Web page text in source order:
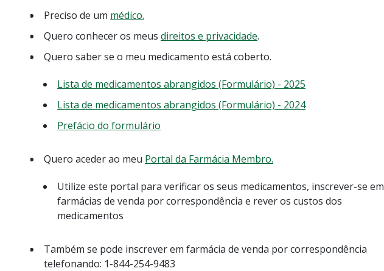
Preciso de um médico.
Quero conhecer os meus direitos e privacidade.
Quero saber se o meu medicamento está coberto.
Lista de medicamentos abrangidos (Formulário) - 2025
Lista de medicamentos abrangidos (Formulário) - 2024
Prefácio do formulário
Quero aceder ao meu Portal da Farmácia Membro.
Utilize este portal para verificar os seus medicamentos, inscrever-se em
farmácias de venda por correspondência e rever os custos dos
medicamentos
Também se pode inscrever em farmácia de venda por correspondência
telefonando: 1-844-254-9483